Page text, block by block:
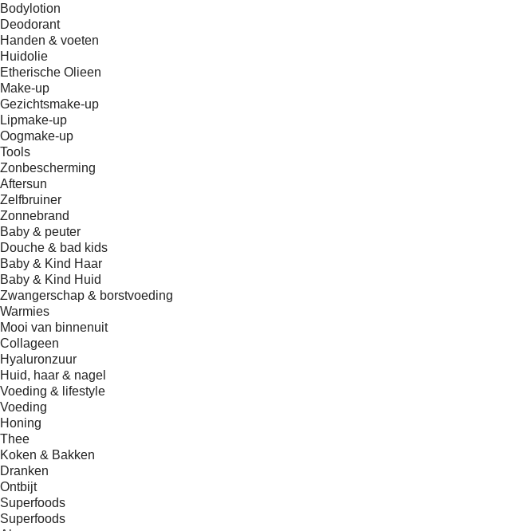
Bodylotion
Deodorant
Handen & voeten
Huidolie
Etherische Olieen
Make-up
Gezichtsmake-up
Lipmake-up
Oogmake-up
Tools
Zonbescherming
Aftersun
Zelfbruiner
Zonnebrand
Baby & peuter
Douche & bad kids
Baby & Kind Haar
Baby & Kind Huid
Zwangerschap & borstvoeding
Warmies
Mooi van binnenuit
Collageen
Hyaluronzuur
Huid, haar & nagel
Voeding & lifestyle
Voeding
Honing
Thee
Koken & Bakken
Dranken
Ontbijt
Superfoods
Superfoods